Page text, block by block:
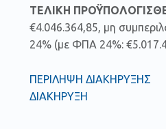
ΤΕΛΙΚΗ
€4.046.364,85, μη
24% (με ΦΠΑ 24%:
ΠΕΡΙΛΗΨΗ ΔΙΑΚΗΡΥΞΗΣ
ΔΙΑΚΗΡΥΞΗ